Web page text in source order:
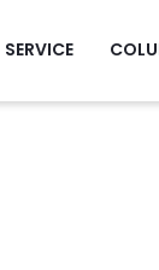
SERVICE